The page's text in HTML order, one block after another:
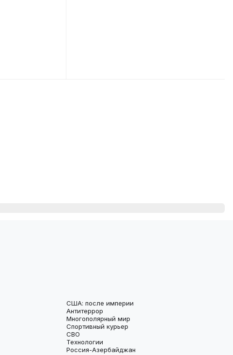
США: после империи
Антитеррор
Многополярный мир
Спортивный курьер
СВО
Технологии
Россия-Азербайджан